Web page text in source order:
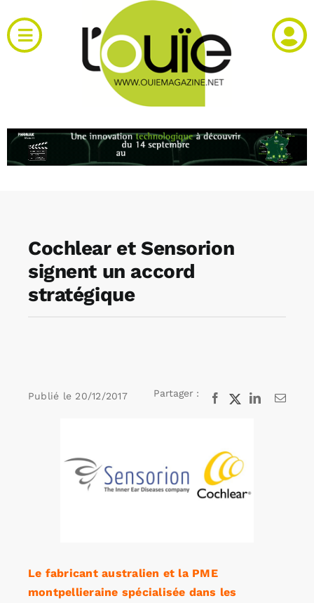
au
contenu
Toggle
Navigation
RH et emploi
Agenda
Cochlear et Sensorion
signent un accord
stratégique
Publié le 20/12/2017 Partager : Facebook
X LinkedInEmail
agrandie
Le fabricant australien et la PME
montpellieraine spécialisée dans les